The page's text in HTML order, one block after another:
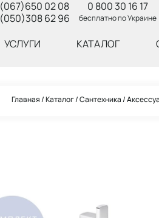
(067)650 02 08
(050)308 62 96
0 800 30 16 17
бесплатно по Украине
УСЛУГИ КАТАЛОГ
Главная Каталог Сантехника